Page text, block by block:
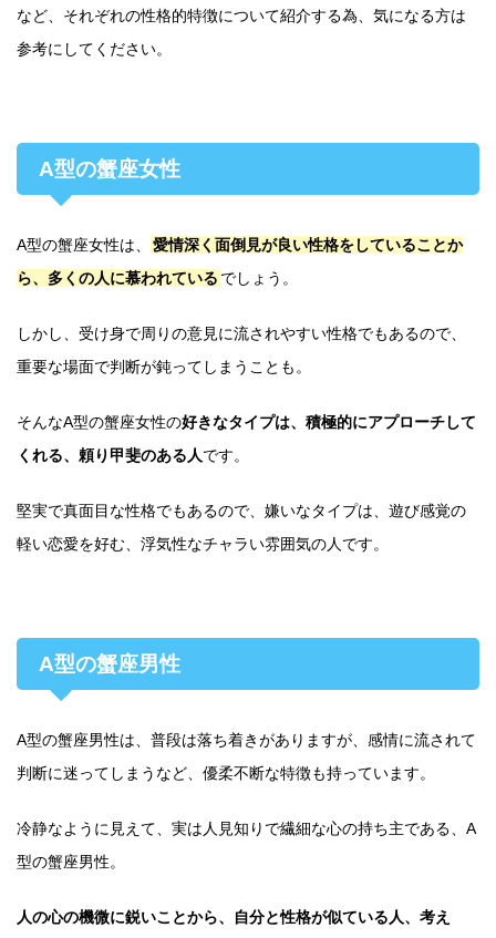
など、それぞれの性格的特徴について紹介する為、気になる方は
参考にしてください。
A型の蟹座女性
A型の蟹座女性は、
愛情深く面倒見が良い性格をしていることか
ら、多くの人に慕われている でしょう。
しかし、受け身で周りの意見に流されやすい性格でもあるので、
重要な場面で判断が鈍ってしまうことも。
そんなA型の蟹座女性の好きなタイプは、積極的にアプローチして
くれる、頼り甲斐のある人です。
堅実で真面目な性格でもあるので、嫌いなタイプは、遊び感覚の
軽い恋愛を好む、浮気性なチャラい雰囲気の人です。
A型の蟹座男性
A型の蟹座男性は、普段は落ち着きがありますが、感情に流されて
判断に迷ってしまうなど、優柔不断な特徴も持っています。
冷静なように見えて、実は人見知りで繊細な心の持ち主である、A
型の蟹座男性。
人の心の機微に鋭いことから、自分と性格が似ている人、考え